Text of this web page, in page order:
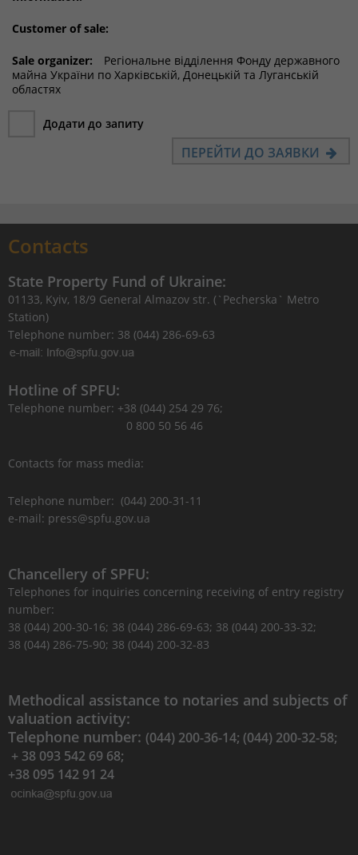
Customer of sale:
Sale organizer:
Регіональне відділення Фонду державного
майна України по Харківській, Донецькій та Луганській
областях
Додати до запиту
ПЕРЕЙТИ ДО ЗАЯВКИ
Contacts
State Property Fund of Ukraine:
01133, Kyiv, 18/9 General Almazov str. (`Pecherska` Metro
Station)
Telephone number: 38 (044) 286-69-63
Hotline of SPFU:
Telephone number: +38 (044) 254 29 76;
0 800 50 56 46
Contacts for mass media:
Telephone number: (044) 200-31-11
e-mail: press@spfu.gov.ua
Chancellery of SPFU:
Telephones for inquiries concerning receiving of entry registry
number:
38 (044) 200-30-16; 38 (044) 286-69-63; 38 (044) 200-33-32;
38 (044) 286-75-90; 38 (044) 200-32-83
Methodical assistance to notaries and subjects of
valuation activity:
Telephone number: (044) 200-36-14; (044) 200-32-58;
+ 38 093 542 69 68;
+38 095 142 91 24